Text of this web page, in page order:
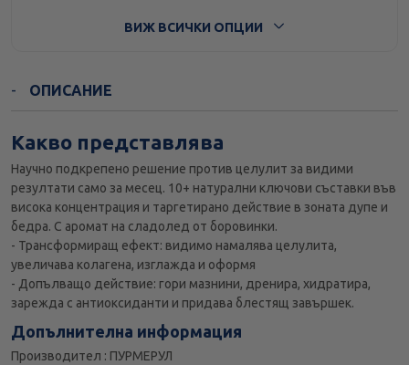
ВИЖ ВСИЧКИ ОПЦИИ
ОПИСАНИЕ
Какво представлява
Научно подкрепено решение против целулит за видими
резултати само за месец. 10+ натурални ключови съставки във
висока концентрация и таргетирано действие в зоната дупе и
бедра. С аромат на сладолед от боровинки.
- Трансформиращ ефект: видимо намалява целулита,
увеличава колагена, изглажда и оформя
- Допълващо действие: гори мазнини, дренира, хидратира,
зарежда с антиоксиданти и придава блестящ завършек.
Допълнителна информация
Производител : ПУРМЕРУЛ